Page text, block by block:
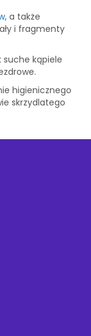
, a także
i fragmenty
suche kąpiele
higienicznego
skrzydlatego